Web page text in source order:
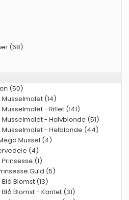
(68)
(50)
(14)
- Riflet (141)
- Halvblonde (51)
- Helblonde (44)
Mussel (4)
(4)
(1)
Guld (5)
Blomst (13)
Blomst - Kantet (31)